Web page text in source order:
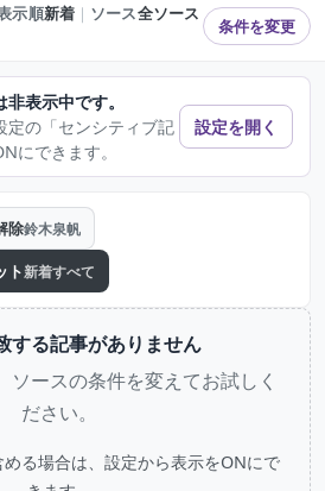
示順新着｜ ソース全ソース
条件を変更
表示中です。
定の「センシティブ記
にできます。
設定を開く
除鈴木泉帆
ト新着すべて
する記事がありません
ソースの条件を変えてお試しく
ださい。
る場合は、設定から表示をONにで